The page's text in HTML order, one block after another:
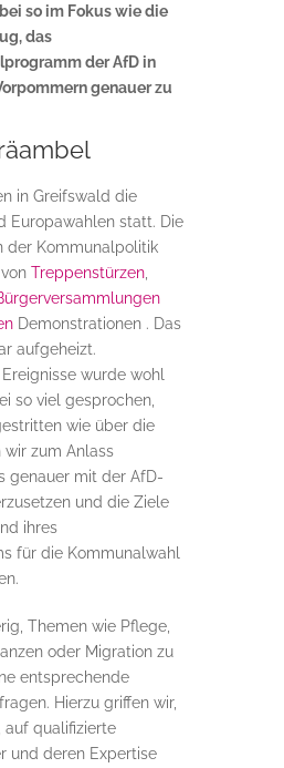
so im Fokus wie die
das
der AfD in
genauer zu
in Greifswald die
Europawahlen statt. Die
der Kommunalpolitik
Treppenstürzen,
Demonstrationen . Das
aufgeheizt.
wurde wohl
so viel gesprochen,
wie über die
wir zum Anlass
genauer mit der AfD-
und die Ziele
ihres
für die Kommunalwahl
Themen wie Pflege,
oder Migration zu
entsprechende
Hierzu griffen wir,
auf qualifizierte
und deren Expertise